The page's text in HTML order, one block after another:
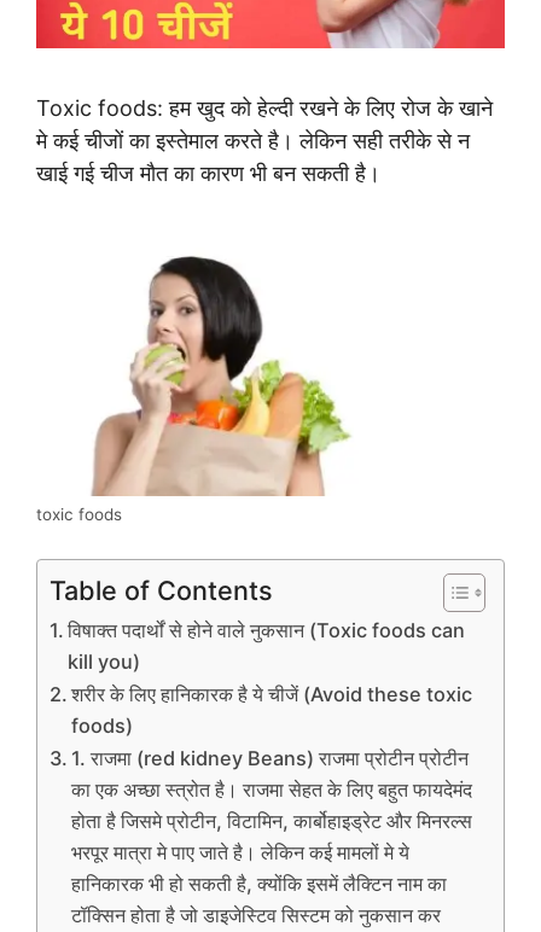
Toxic foods: हम खुद को हेल्दी रखने के लिए रोज के खाने
मे कई चीजों का इस्तेमाल करते है। लेकिन सही तरीके से न
खाई गई चीज मौत का कारण भी बन सकती है।
toxic foods
Table of Contents
विषाक्त पदार्थों से होने वाले नुकसान (Toxic foods can
kill you)
शरीर के लिए हानिकारक है ये चीजें (Avoid these toxic
foods)
1. राजमा (red kidney Beans) राजमा प्रोटीन प्रोटीन
का एक अच्छा स्त्रोत है। राजमा सेहत के लिए बहुत फायदेमंद
होता है जिसमे प्रोटीन, विटामिन, कार्बोहाइड्रेट और मिनरल्स
भरपूर मात्रा मे पाए जाते है। लेकिन कई मामलों मे ये
हानिकारक भी हो सकती है, क्योंकि इसमें लैक्टिन नाम का
टॉक्सिन होता है जो डाइजेस्टिव सिस्टम को नुकसान कर